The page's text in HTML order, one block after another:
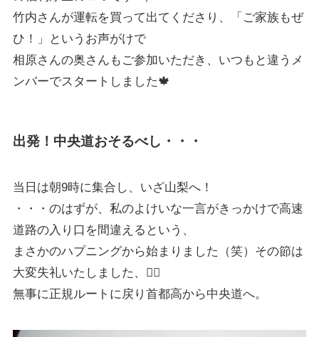
竹内さんが運転を買って出てくださり、「ご家族もぜ
ひ！」というお声がけで
相原さんの奥さんもご参加いただき、いつもと違うメ
ンバーでスタートしました🍁
出発！中央道おそるべし・・・
当日は朝9時に集合し、いざ山梨へ！
・・・のはずが、私のよけいな一言がきっかけで高速
道路の入り口を間違えるという、
まさかのハプニングから始まりました（笑）その節は
大変失礼いたしました、🙇‍♀️
無事に正規ルートに戻り首都高から中央道へ。